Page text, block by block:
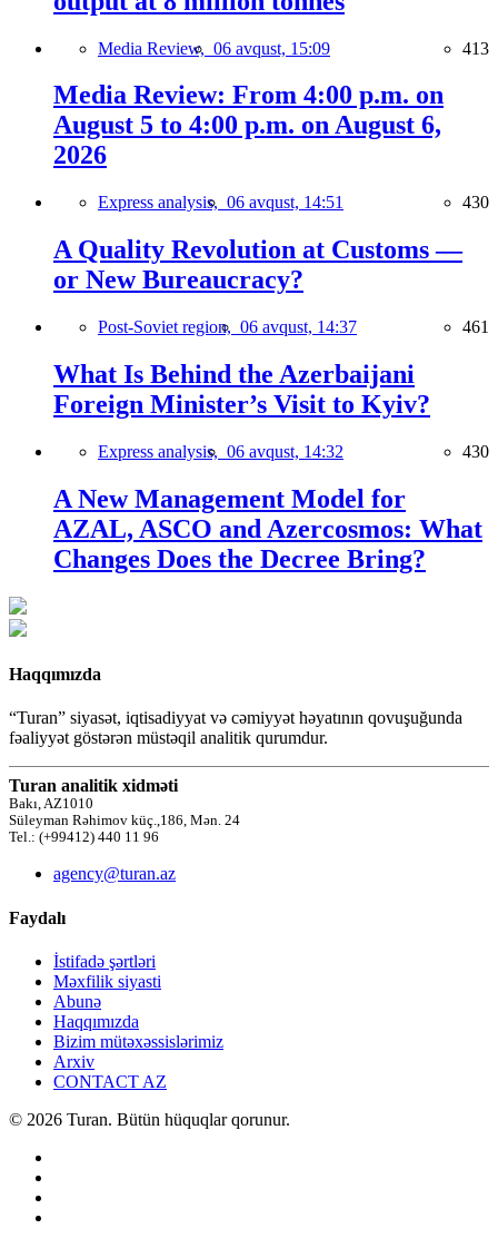
Media Review, 06 avqust, 15:09 413
Media Review: From 4:00 p.m. on
August 5 to 4:00 p.m. on August 6,
2026
Express analysis, 06 avqust, 14:51 430
A Quality Revolution at Customs —
or New Bureaucracy?
Post-Soviet region, 06 avqust, 14:37 461
What Is Behind the Azerbaijani
Foreign Minister’s Visit to Kyiv?
Express analysis, 06 avqust, 14:32 430
A New Management Model for
AZAL, ASCO and Azercosmos: What
Changes Does the Decree Bring?
Haqqımızda
“Turan” siyasət, iqtisadiyyat və cəmiyyət həyatının qovuşuğunda
fəaliyyət göstərən müstəqil analitik qurumdur.
Turan analitik xidməti
Bakı, AZ1010
Süleyman Rəhimov küç.,186, Mən. 24
Tel.: (+99412) 440 11 96
agency@turan.az
Faydalı
İstifadə şərtləri
Məxfilik siyasti
Abunə
Haqqımızda
Bizim mütəxəssislərimiz
Arxiv
CONTACT AZ
© 2026 Turan. Bütün hüquqlar qorunur.